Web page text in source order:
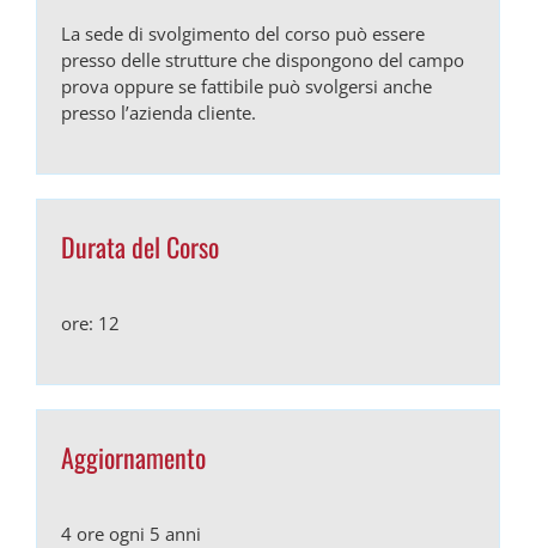
La sede di svolgimento del corso può essere
presso delle strutture che dispongono del campo
prova oppure se fattibile può svolgersi anche
presso l’azienda cliente.
Durata del Corso
ore: 12
Aggiornamento
4 ore ogni 5 anni